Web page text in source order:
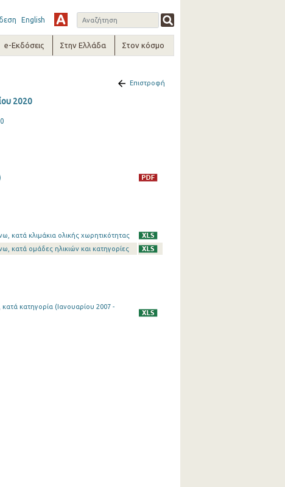
English
e-Εκδόσεις Στην Ελλάδα Στον κόσμο
Επιστροφή
2020
κατά κλιμάκια ολικής χωρητικότητας
κατά ομάδες ηλικιών και κατηγορίες
κατηγορία (Ιανουαρίου 2007 -